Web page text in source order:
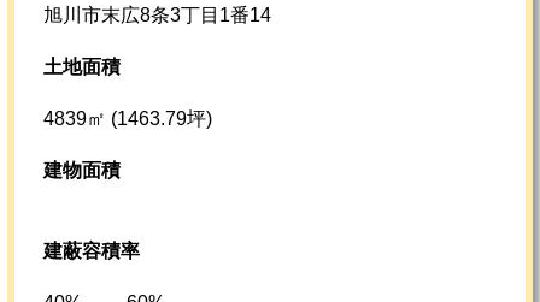
旭川市末広8条3丁目1番14
土地面積
4839㎡ (1463.79坪)
建物面積
建蔽容積率